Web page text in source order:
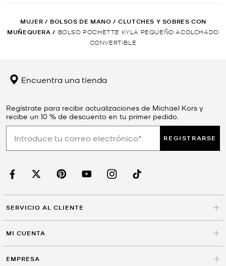
MUJER / BOLSOS DE MANO / CLUTCHES Y SOBRES CON
MUÑEQUERA / BOLSO POCHETTE KYLA PEQUEÑO ACOLCHADO
CONVERTIBLE
Encuentra una tienda
Regístrate para recibir actualizaciones de Michael Kors y
recibe un 10 % de descuento en tu primer pedido.
REGISTRARSE
SERVICIO AL CLIENTE
MI CUENTA
EMPRESA